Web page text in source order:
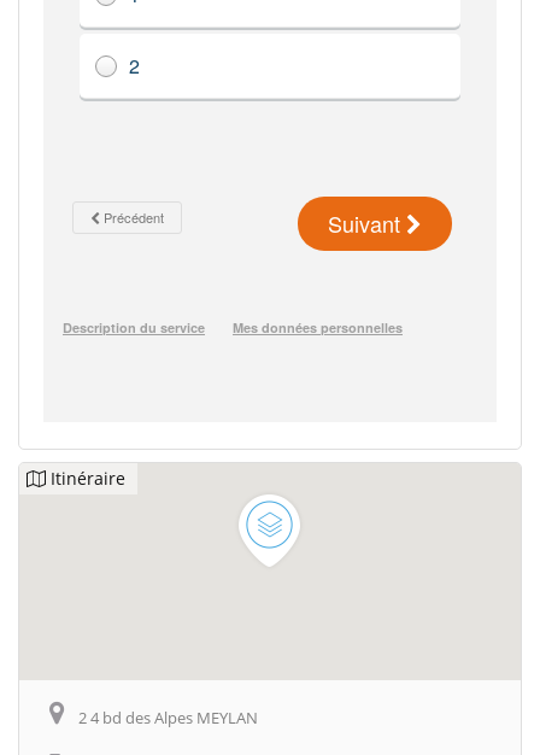
Itinéraire
2 4 bd des Alpes MEYLAN